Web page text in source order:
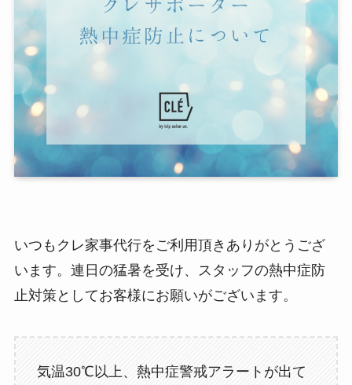
いつもクレ家事代行をご利用頂きありがとうござ
います。連日の猛暑を受け、スタッフの熱中症防
止対策としてお客様にお願いがございます。
気温30℃以上、熱中症警戒アラートが出て